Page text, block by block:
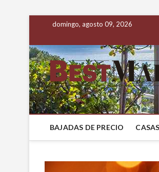
domingo, agosto 09, 2026
BAJADAS DE PRECIO